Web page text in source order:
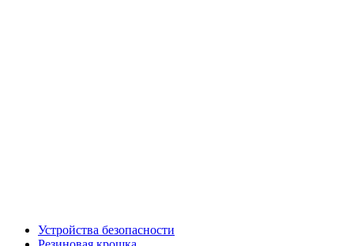
Устройства безопасности